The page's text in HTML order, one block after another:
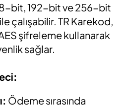
bit, 192-bit ve 256-bit
çalışabilir. TR Karekod,
şifreleme kullanarak
sağlar.
Ödeme sırasında